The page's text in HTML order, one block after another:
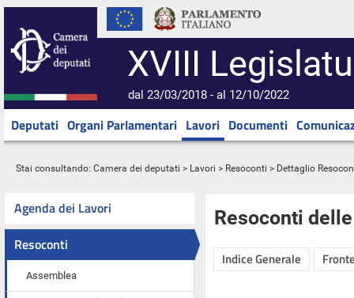
XVIII
dal 23/03/2018 - al 12/10/2022
Deputati Organi Parlamentari Lavori Documenti
Stai consultando: Camera dei deputati > Lavori > Resoconti > Dettaglio
Agenda dei Lavori
Resoconti
Assemblea
Resoconti
Indice Generale